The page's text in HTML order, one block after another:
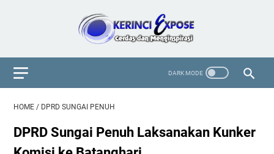
HOME / DPRD SUNGAI PENUH
DPRD Sungai Penuh Laksanakan Kunker